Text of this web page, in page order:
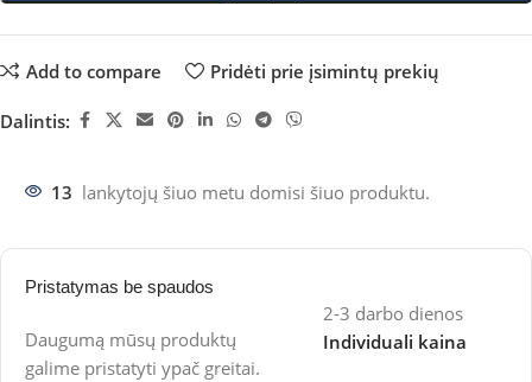
Add to compare Pridėti prie įsimintų prekių
Dalintis:
13 lankytojų šiuo metu domisi šiuo produktu.
Pristatymas be spaudos
Daugumą mūsų produktų
galime pristatyti ypač greitai.
2-3 darbo dienos
Individuali kaina